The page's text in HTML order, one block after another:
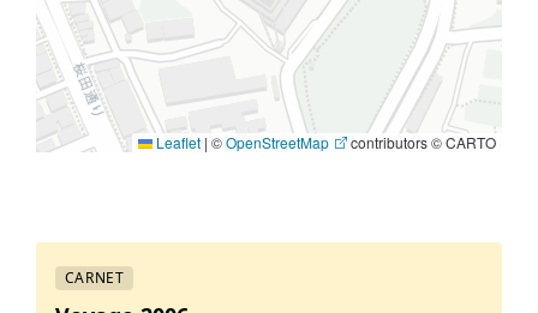
Leaflet | ©OpenStreetMap contributors © CARTO
CARNET